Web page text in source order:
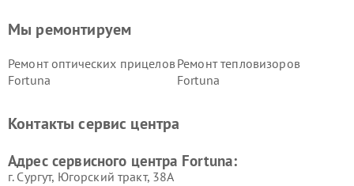
Мы ремонтируем
Ремонт оптических прицелов
Fortuna
Ремонт тепловизоров
Fortuna
Контакты сервис центра
Адрес сервисного центра Fortuna:
г. Сургут, Югорский тракт, 38А